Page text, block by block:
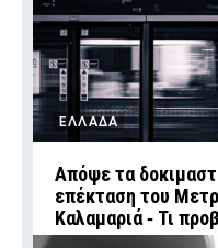
ΕΛΛΑΔΑ
Απόψε τα
επέκταση του
Καλαμαριά ‑ Τι